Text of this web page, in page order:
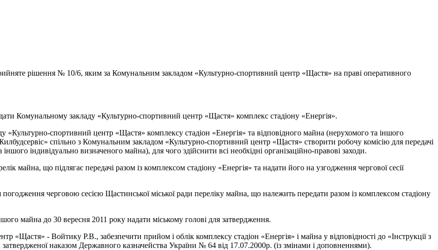
рішення № 10/6, яким за Комунальним закладом «Культурно-спортивний центр «Щастя» на праві оперативного
Комунальному закладу «Культурно-спортивний центр «Щастя» комплекс стадіону «Енергія».
спортивний центр «Щастя» комплексу стадіон «Енергія» та відповідного майна (нерухомого та іншого
спільно з Комунальним закладом «Культурно-спортивний центр «Щастя» створити робочу комісію для передачі
індивідуально визначеного майна), для чого здійснити всі необхідні організаційно-правові заходи.
що підлягає передачі разом із комплексом стадіону «Енергія» та надати його на узгодження чергової сесії
черговою сесією Щастинської міської ради переліку майна, що належить передати разом із комплексом стадіону
майна до 30 вересня 2011 року надати міському голові для затвердження.
- Войтику Р.В., забезпечити прийом і облік комплексу стадіон «Енергія» і майна у відповідності до «Інструкції з
наказом Державного казначейства України № 64 від 17.07.2000р. (із змінами і доповненнями).